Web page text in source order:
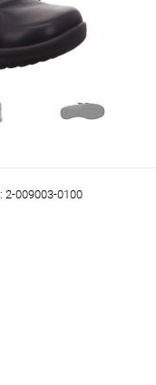
2-009003-0100